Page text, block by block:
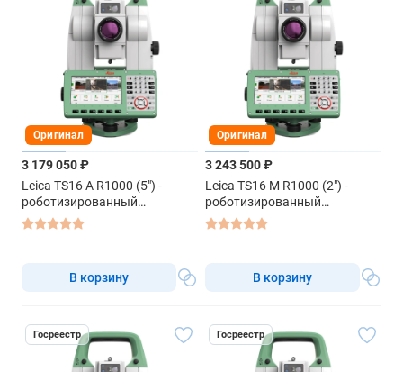
Оригинал
3 179 050 ₽
Leica TS16 A R1000 (5") -
роботизированный
тахеометр
В корзину
Оригинал
3 243 500 ₽
Leica TS16 M R1000 (2") -
роботизированный
тахеометр
В корзину
Госреестр Госреестр